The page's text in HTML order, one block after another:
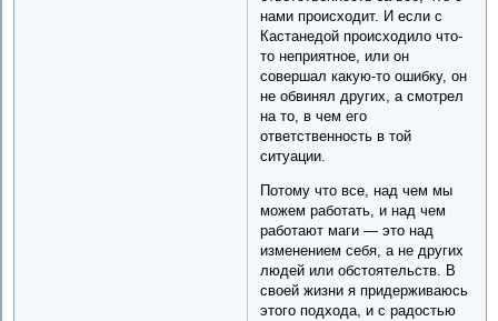
нами происходит. И если с
Кастанедой происходило что-
то неприятное, или он
совершал какую-то ошибку, он
не обвинял других, а смотрел
на то, в чем его
ответственность в той
ситуации.
Потому что все, над чем мы
можем работать, и над чем
работают маги — это над
изменением себя, а не других
людей или обстоятельств. В
своей жизни я придерживаюсь
этого подхода, и с радостью